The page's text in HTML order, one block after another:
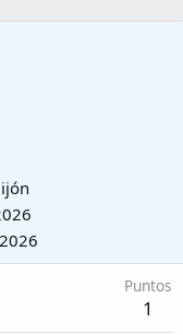
Puntos
1